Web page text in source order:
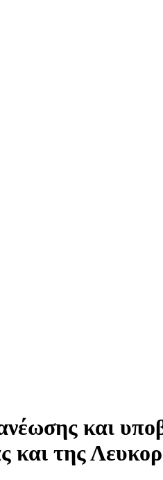
και
και της